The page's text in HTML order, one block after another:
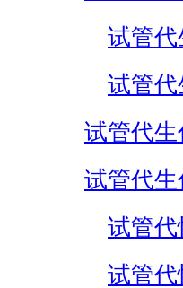
试管代
试管代
试管代
试管代
试管代
试管代